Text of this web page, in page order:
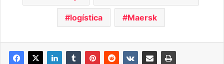
logística Maersk